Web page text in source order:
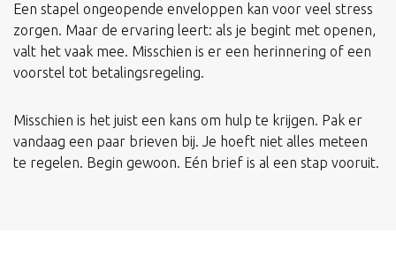
Een stapel ongeopende enveloppen kan voor veel stress
zorgen. Maar de ervaring leert: als je begint met openen,
valt het vaak mee. Misschien is er een herinnering of een
voorstel tot betalingsregeling.
Misschien is het juist een kans om hulp te krijgen. Pak er
vandaag een paar brieven bij. Je hoeft niet alles meteen
te regelen. Begin gewoon. Eén brief is al een stap vooruit.